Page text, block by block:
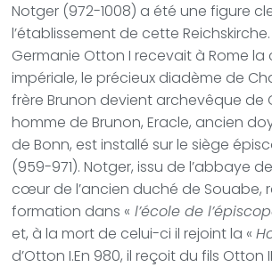
Notger (972-1008) a été une figure
l’établissement de cette
Germanie Otton I recevait à Rome la
impériale, le précieux diadème de
frère Brunon devient archevêque de
homme de Brunon, Eracle, ancien
de Bonn, est installé sur le siège
(959-971). Notger, issu de l’abbaye
cœur de l’ancien duché de Souabe,
formation dans « l’école de
et, à la mort de celui-ci il rejoint la «
d’Otton I.En 980, il reçoit du fils Otton